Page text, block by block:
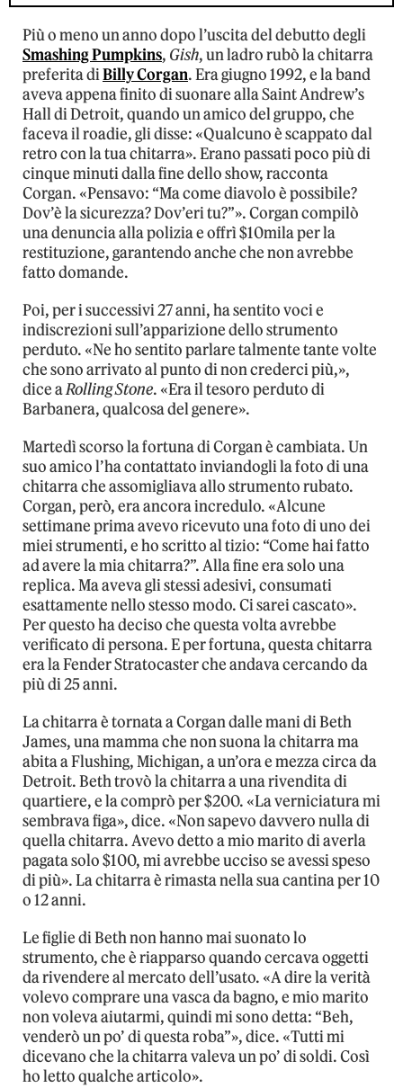
Più o meno un anno dopo l’uscita del debutto degli
Smashing Pumpkins, Gish, un ladro rubò la chitarra
preferita diBilly Corgan. Era giugno 1992, e la band
aveva appena finito di suonare alla Saint Andrew’s
Hall di Detroit, quando un amico del gruppo, che
faceva il roadie, gli disse: «Qualcuno è scappato dal
retro con la tua chitarra». Erano passati poco più di
cinque minuti dalla fine dello show, racconta
Corgan. «Pensavo: “Ma come diavolo è possibile?
Dov’è la sicurezza? Dov’eri tu?”». Corgan compilò
una denuncia alla polizia e offrì $10mila per la
restituzione, garantendo anche che non avrebbe
fatto domande.
Poi, per i successivi 27 anni, ha sentito voci e
indiscrezioni sull’apparizione dello strumento
perduto. «Ne ho sentito parlare talmente tante volte
che sono arrivato al punto di non crederci più,»,
dice aRolling Stone. «Era il tesoro perduto di
Barbanera, qualcosa del genere».
Martedì scorso la fortuna di Corgan è cambiata. Un
suo amico l’ha contattato inviandogli la foto di una
chitarra che assomigliava allo strumento rubato.
Corgan, però, era ancora incredulo. «Alcune
settimane prima avevo ricevuto una foto di uno dei
miei strumenti, e ho scritto al tizio: “Come hai fatto
ad avere la mia chitarra?”. Alla fine era solo una
replica. Ma aveva gli stessi adesivi, consumati
esattamente nello stesso modo. Ci sarei cascato».
Per questo ha deciso che questa volta avrebbe
verificato di persona. E per fortuna, questa chitarra
era la Fender Stratocaster che andava cercando da
più di 25 anni.
La chitarra è tornata a Corgan dalle mani di Beth
James, una mamma che non suona la chitarra ma
abita a Flushing, Michigan, a un’ora e mezza circa da
Detroit. Beth trovò la chitarra a una rivendita di
quartiere, e la comprò per $200. «La verniciatura mi
sembrava figa», dice. «Non sapevo davvero nulla di
quella chitarra. Avevo detto a mio marito di averla
pagata solo $100, mi avrebbe ucciso se avessi speso
di più». La chitarra è rimasta nella sua cantina per 10
o 12 anni.
Le figlie di Beth non hanno mai suonato lo
strumento, che è riapparso quando cercava oggetti
da rivendere al mercato dell’usato. «A dire la verità
volevo comprare una vasca da bagno, e mio marito
non voleva aiutarmi, quindi mi sono detta: “Beh,
venderò un po’ di questa roba”», dice. «Tutti mi
dicevano che la chitarra valeva un po’ di soldi. Così
ho letto qualche articolo».